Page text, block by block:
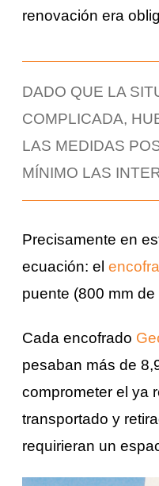
renovación era
DADO QUE LA
COMPLICADA,
LAS MEDIDAS
MÍNIMO LAS
Precisamente en
ecuación: el
puente (800 mm
Cada encofrado
pesaban más de
comprometer el ya
transportado y
requirieran un